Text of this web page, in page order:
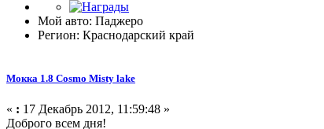
Мой авто: Паджеро
Регион: Краснодарский край
Мокка 1.8 Cosmo Misty lake
« : 17 Декабрь 2012, 11:59:48 »
Доброго всем дня!